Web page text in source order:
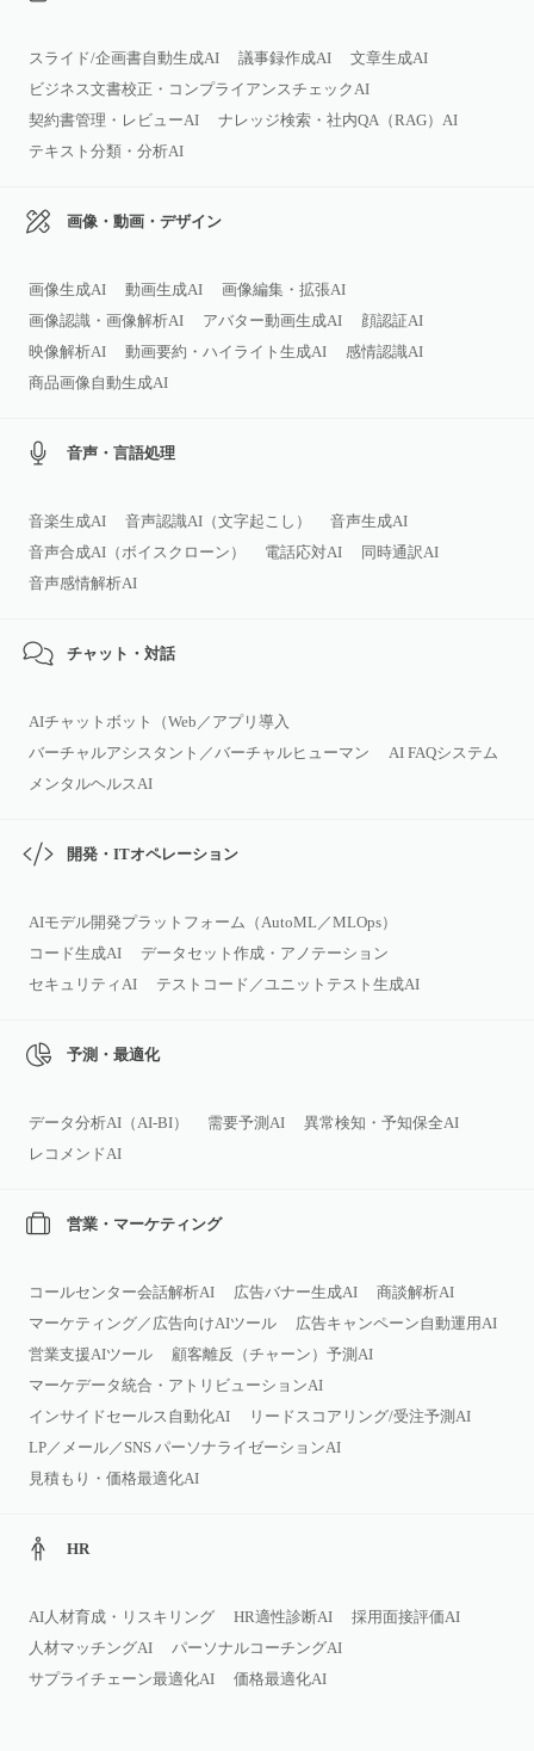
スライド/企画書自動生成AI 議事録作成AI
文章生成AI
ビジネス文書校正・コンプライアンスチェックAI
契約書管理・レビューAI
ナレッジ検索・社内QA（RAG）AI
テキスト分類・分析AI
画像・動画・デザイン
画像生成AI 動画生成AI
画像編集・拡張AI
画像認識・画像解析AI
アバター動画生成AI
顔認証AI
映像解析AI
動画要約・ハイライト生成AI
感情認識AI
商品画像自動生成AI
音声・言語処理
音楽生成AI 音声認識AI（文字起こし）
音声生成AI
音声合成AI（ボイスクローン）
電話応対AI
同時通訳AI
音声感情解析AI
チャット・対話
AIチャットボット（Web／アプリ導入
バーチャルアシスタント／バーチャルヒューマン
AI FAQシステム
メンタルヘルスAI
開発・ITオペレーション
AIモデル開発プラットフォーム（AutoML／MLOps）
コード生成AI
データセット作成・アノテーション
セキュリティAI
テストコード／ユニットテスト生成AI
予測・最適化
データ分析AI（AI‑BI） 需要予測AI
異常検知・予知保全AI
レコメンドAI
営業・マーケティング
コールセンター会話解析AI 広告バナー生成AI
商談解析AI
マーケティング／広告向けAIツール
広告キャンペーン自動運用AI
営業支援AIツール
顧客離反（チャーン）予測AI
マーケデータ統合・アトリビューションAI
インサイドセールス自動化AI
リードスコアリング/受注予測AI
LP／メール／SNS パーソナライゼーションAI
見積もり・価格最適化AI
HR
AI人材育成・リスキリング HR適性診断AI
採用面接評価AI
人材マッチングAI
パーソナルコーチングAI
サプライチェーン最適化AI
価格最適化AI